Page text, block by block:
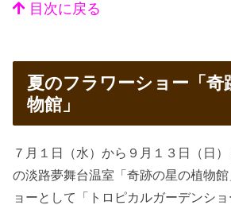
目次に戻る
夏のフラワーショー「奇
物館」
７月１日（水）から９月１３日（日
の淡路夢舞台温室「奇跡の星の植物
ョーとして「トロピカルガーデンシ